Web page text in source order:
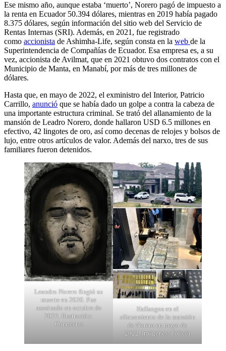
Ese mismo año, aunque estaba ‘muerto’, Norero pagó de impuesto a
la renta en Ecuador 50.394 dólares, mientras en 2019 había pagado
8.375 dólares, según información del sitio web del Servicio de
Rentas Internas (SRI). Además, en 2021, fue registrado
como accionista de Ashimha-Life, según consta en la web de la
Superintendencia de Compañías de Ecuador. Esa empresa es, a su
vez, accionista de Avilmat, que en 2021 obtuvo dos contratos con el
Municipio de Manta, en Manabí, por más de tres millones de
dólares.
Hasta que, en mayo de 2022, el exministro del Interior, Patricio
Carrillo, anunció que se había dado un golpe a contra la cabeza de
una importante estructura criminal. Se trató del allanamiento de la
mansión de Leadro Norero, donde hallaron USD 6.5 millones en
efectivo, 42 lingotes de oro, así como decenas de relojes y bolsos de
lujo, entre otros artículos de valor. Además del narxo, tres de sus
familiares fueron detenidos.
Leandro Norero fingió su
muerte en 2020. Fue
asesinado en octubre de
2022. Ilustración:
Connectas
Hallazgos en el
allanamiento de la mansión
de Norero en mayo de
2022. Imágenes: Policía